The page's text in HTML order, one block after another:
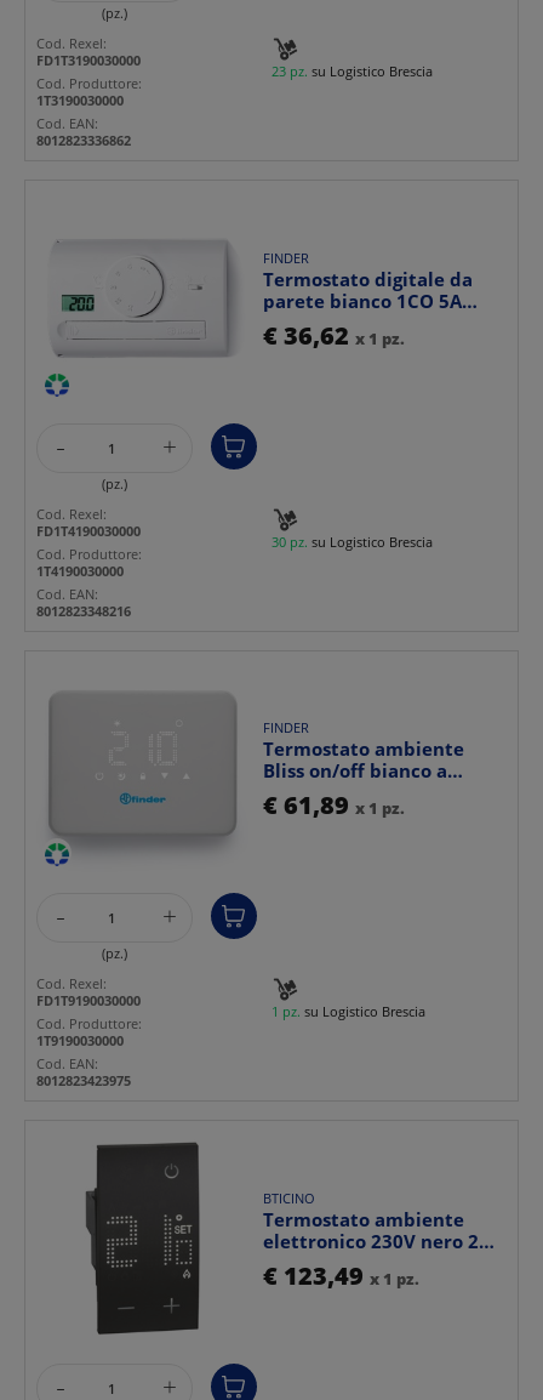
(pz.)
23 pz. su Logistico Brescia
Cod. Rexel:
FD1T3190030000
Cod. Produttore:
1T3190030000
Cod. EAN:
8012823336862
FINDER
Termostato digitale da
parete bianco 1CO 5A
batteria controllo ri...
€ 36,62 x 1 pz.
- +
(pz.)
30 pz. su Logistico Brescia
Cod. Rexel:
FD1T4190030000
Cod. Produttore:
1T4190030000
Cod. EAN:
8012823348216
FINDER
Termostato ambiente
Bliss on/off bianco a
parete con display digi...
€ 61,89 x 1 pz.
- +
(pz.)
1 pz. su Logistico Brescia
Cod. Rexel:
FD1T9190030000
Cod. Produttore:
1T9190030000
Cod. EAN:
8012823423975
BTICINO
Termostato ambiente
elettronico 230V nero 2
moduli uscita relè pe...
€ 123,49 x 1 pz.
- +